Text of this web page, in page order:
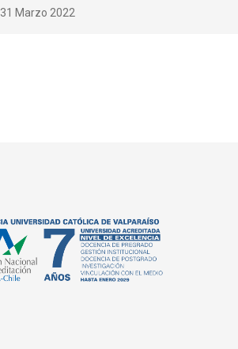
31 Marzo 2022